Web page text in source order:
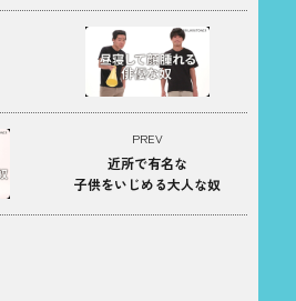
PREV
近所で有名な
子供をいじめる大人な奴